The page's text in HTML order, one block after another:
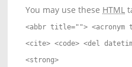
You may use these HTML
<abbr title="">
<cite> <code> <del
<strong>